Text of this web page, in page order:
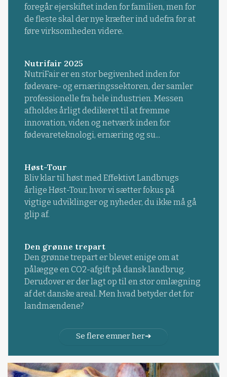
foregår ejerskiftet inden for familien, men for
de fleste skal der nye kræfter ind udefra for at
føre virksomheden videre.
Nutrifair 2025
NutriFair er en stor begivenhed inden for
fødevare- og ernæringssektoren, der samler
professionelle fra hele industrien. Messen
afholdes årligt dedikeret til at fremme
innovation, viden og netværk inden for
fødevareteknologi, ernæring og su...
Høst-Tour
Bliv klar til høst med Effektivt Landbrugs
årlige Høst-Tour, hvor vi sætter fokus på
vigtige udviklinger og nyheder, du ikke må gå
glip af.
Den grønne trepart
Den grønne trepart er blevet enige om at
pålægge en CO2-afgift på dansk landbrug.
Derudover er der lagt op til en stor omlægning
af det danske areal. Men hvad betyder det for
landmændene?
Se flere emner her